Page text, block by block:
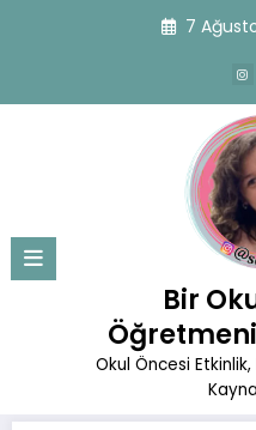
7
Bir
Okul Öncesi
Başlangıç Okul Öncesi